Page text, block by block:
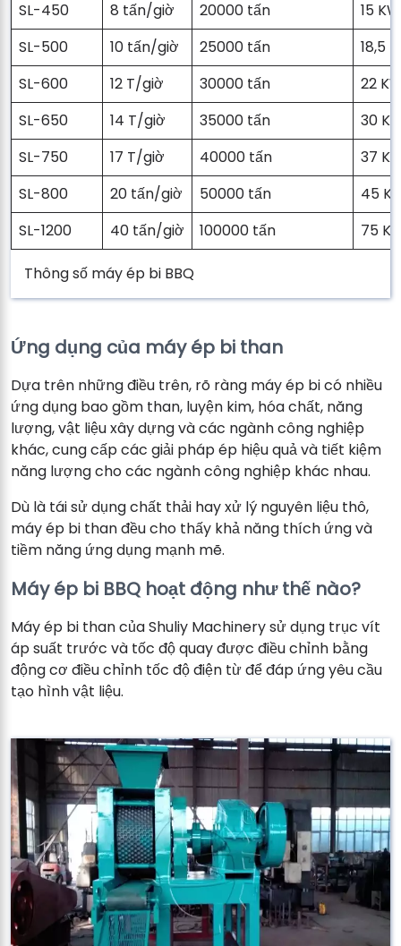
SL-450
8 tấn/giờ 20000 tấn
15 KW
SL-500
10 tấn/giờ 25000 tấn
18,5
SL-600
12 T/giờ 30000 tấn
22
SL-650
14 T/giờ 35000 tấn
30
SL-750
17 T/giờ 40000 tấn
37
SL-800
20 tấn/giờ 50000 tấn
45
SL-1200
40 tấn/giờ 100000 tấn 75
Thông số máy ép bi BBQ
Ứng dụng của máy ép bi than
Dựa trên những điều trên, rõ ràng máy ép bi có nhiều
ứng dụng bao gồm than, luyện kim, hóa chất, năng
lượng, vật liệu xây dựng và các ngành công nghiệp
khác, cung cấp các giải pháp ép hiệu quả và tiết kiệm
năng lượng cho các ngành công nghiệp khác nhau.
Dù là tái sử dụng chất thải hay xử lý nguyên liệu thô,
máy ép bi than đều cho thấy khả năng thích ứng và
tiềm năng ứng dụng mạnh mẽ.
Máy ép bi BBQ hoạt động như thế nào?
Máy ép bi than của Shuliy Machinery sử dụng trục vít
áp suất trước và tốc độ quay được điều chỉnh bằng
động cơ điều chỉnh tốc độ điện từ để đáp ứng yêu cầu
tạo hình vật liệu.